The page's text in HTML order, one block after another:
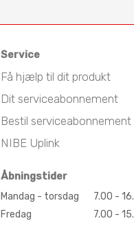
Service
Få hjælp til dit produkt
Dit serviceabonnement
Bestil serviceabonnement
NIBE Uplink
Åbningstider
Mandag - torsdag
7.00 -
Fredag
7.00 -